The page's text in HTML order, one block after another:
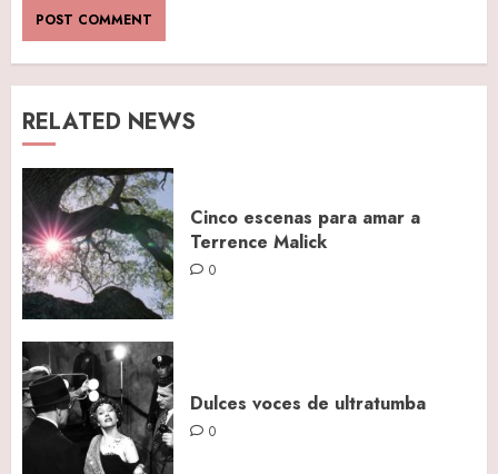
RELATED NEWS
Cinco escenas para amar a
Terrence Malick
0
Dulces voces de ultratumba
0